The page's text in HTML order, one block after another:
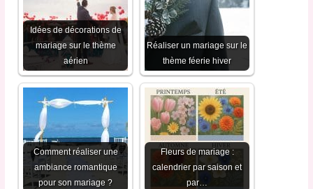
Idées de décorations de
mariage sur le thème
aérien
Réaliser un mariage sur le
thème féerie hiver
Comment réaliser une
ambiance romantique
pour son mariage ?
Fleurs de mariage :
calendrier par saison et
par…